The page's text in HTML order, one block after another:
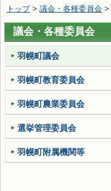
を
ば
す
トップ> 議会・各種委員会 >
議会・各種委員会
羽幌町議会
羽幌町教育委員会
羽幌町農業委員会
選挙管理委員会
羽幌町附属機関等